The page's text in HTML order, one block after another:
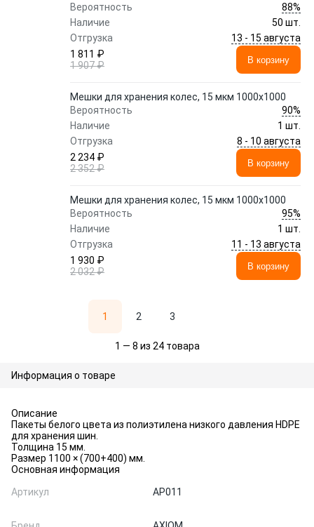
Вероятность
88%
Наличие
50 шт.
Отгрузка
13 - 15 августа
1 811 ₽
1 907 ₽
В корзину
Мешки для хранения колес, 15 мкм 1000х1000
Вероятность
90%
Наличие
1 шт.
Отгрузка
8 - 10 августа
2 234 ₽
2 352 ₽
В корзину
Мешки для хранения колес, 15 мкм 1000х1000
Вероятность
95%
Наличие
1 шт.
Отгрузка
11 - 13 августа
1 930 ₽
2 032 ₽
В корзину
1 2 3
1 — 8 из 24 товара
Информация о товаре
Описание
Пакеты белого цвета из полиэтилена низкого давления HDPE
для хранения шин.
Толщина 15 мм.
Размер 1100 × (700+400) мм.
Основная информация
Артикул
AP011